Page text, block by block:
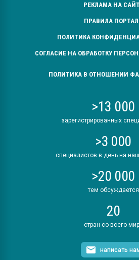
РЕКЛАМА НА
ПРАВИЛА
ПОЛИТИКА
СОГЛАСИЕ НА ОБРАБОТКУ
ПОЛИТИКА В ОТНОШЕНИИ
>13 000
зарегистрированных
>3 000
специалистов в день на
>20 000
тем обсуждается
20
стран со всего
написать